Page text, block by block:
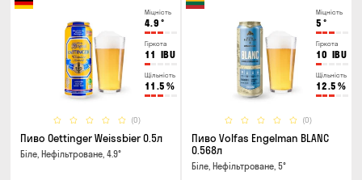
Міцність
4.9 °
Гіркота
11 IBU
Щільність
11.5 %
(0)
Пиво Oettinger Weissbier 0.5л
Біле, Нефільтроване, 4.9°
Міцність
5 °
Гіркота
10 IBU
Щільність
12.5 %
(0)
Пиво Volfas Engelman BLANC
0.568л
Біле, Нефільтроване, 5°